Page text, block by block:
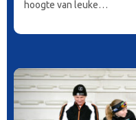
hoogte van leuke…